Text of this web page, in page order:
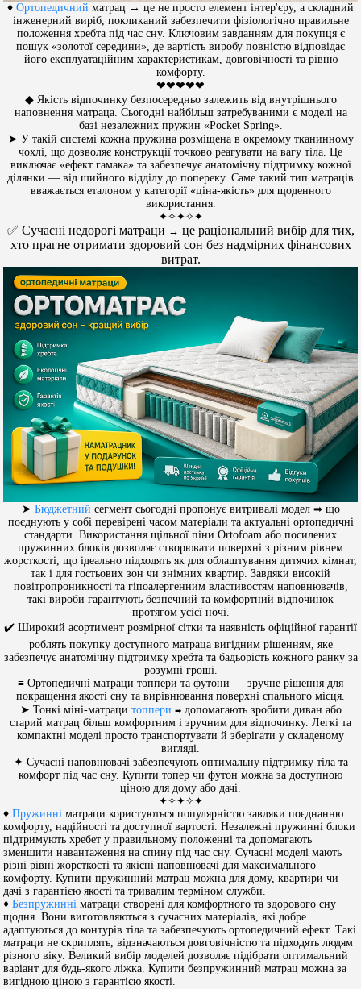
♦ Ортопедичний матрац → це не просто елемент інтер'єру, а складний
інженерний виріб, покликаний забезпечити фізіологічно правильне
положення хребта під час сну. Ключовим завданням для покупця є
пошук «золотої середини», де вартість виробу повністю відповідає
його експлуатаційним характеристикам, довговічності та рівню
комфорту.
❤❤❤❤❤
◆ Якість відпочинку безпосередньо залежить від внутрішнього
наповнення матраца. Сьогодні найбільш затребуваними є моделі на
базі незалежних пружин «Pocket Spring».
➤ У такій системі кожна пружина розміщена в окремому тканинному
чохлі, що дозволяє конструкції точково реагувати на вагу тіла. Це
виключає «ефект гамака» та забезпечує анатомічну підтримку кожної
ділянки — від шийного відділу до попереку. Саме такий тип матраців
вважається еталоном у категорії «ціна-якість» для щоденного
використання.
✦✧✦✧✦
✅ Сучасні недорогі матраци → це раціональний вибір для тих,
хто прагне отримати здоровий сон без надмірних фінансових
витрат.
➤ Бюджетний сегмент сьогодні пропонує витривалі модел ➡що
поєднують у собі перевірені часом матеріали та актуальні ортопедичні
стандарти. Використання щільної піни Ortofoam або посилених
пружинних блоків дозволяє створювати поверхні з різним рівнем
жорсткості, що ідеально підходять як для облаштування дитячих кімнат,
так і для гостьових зон чи знімних квартир. Завдяки високій
повітропроникності та гіпоалергенним властивостям наповнювачів,
такі вироби гарантують безпечний та комфортний відпочинок
протягом усієї ночі.
✔️ Широкий асортимент розмірної сітки та наявність офіційної гарантії
роблять покупку доступного матраца вигідним рішенням, яке
забезпечує анатомічну підтримку хребта та бадьорість кожного ранку за
розумні гроші.
≡ Ортопедичні матраци топпери та футони — зручне рішення для
покращення якості сну та вирівнювання поверхні спального місця.
➤ Тонкі міні-матраци топпери ➡допомагають зробити диван або
старий матрац більш комфортним і зручним для відпочинку. Легкі та
компактні моделі просто транспортувати й зберігати у складеному
вигляді.
✦ Сучасні наповнювачі забезпечують оптимальну підтримку тіла та
комфорт під час сну. Купити топер чи футон можна за доступною
ціною для дому або дачі.
✦✧✦✧✦
♦Пружинні матраци користуються популярністю завдяки поєднанню
комфорту, надійності та доступної вартості. Незалежні пружинні блоки
підтримують хребет у правильному положенні та допомагають
зменшити навантаження на спину під час сну. Сучасні моделі мають
різні рівні жорсткості та якісні наповнювачі для максимального
комфорту. Купити пружинний матрац можна для дому, квартири чи
дачі з гарантією якості та тривалим терміном служби.
♦Безпружинні матраци створені для комфортного та здорового сну
щодня. Вони виготовляються з сучасних матеріалів, які добре
адаптуються до контурів тіла та забезпечують ортопедичний ефект. Такі
матраци не скриплять, відзначаються довговічністю та підходять людям
різного віку. Великий вибір моделей дозволяє підібрати оптимальний
варіант для будь-якого ліжка. Купити безпружинний матрац можна за
вигідною ціною з гарантією якості.